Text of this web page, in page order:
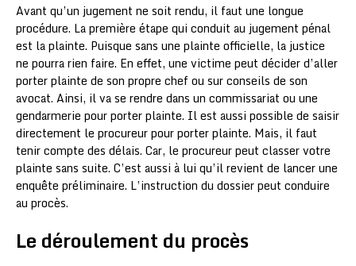
Avant qu’un jugement ne soit rendu, il faut une longue
procédure. La première étape qui conduit au jugement pénal
est la plainte. Puisque sans une plainte officielle, la justice
ne pourra rien faire. En effet, une victime peut décider d’aller
porter plainte de son propre chef ou sur conseils de son
avocat. Ainsi, il va se rendre dans un commissariat ou une
gendarmerie pour porter plainte. Il est aussi possible de saisir
directement le procureur pour porter plainte. Mais, il faut
tenir compte des délais. Car, le procureur peut classer votre
plainte sans suite. C’est aussi à lui qu’il revient de lancer une
enquête préliminaire. L’instruction du dossier peut conduire
au procès.
Le déroulement du procès